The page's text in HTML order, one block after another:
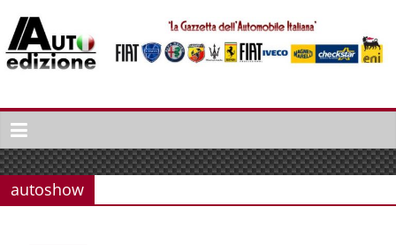
naar
inhoud
Auto
Edizione
La
Gazetta
dell'Automobile
autoshow